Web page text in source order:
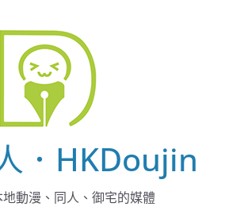
．HKDoujin
動漫、同人、御宅的媒體